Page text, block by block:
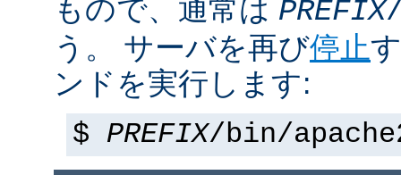
もので、通常は PREFIX
う。 サーバを再び停止
ンドを実行します:
$ PREFIX/bin/